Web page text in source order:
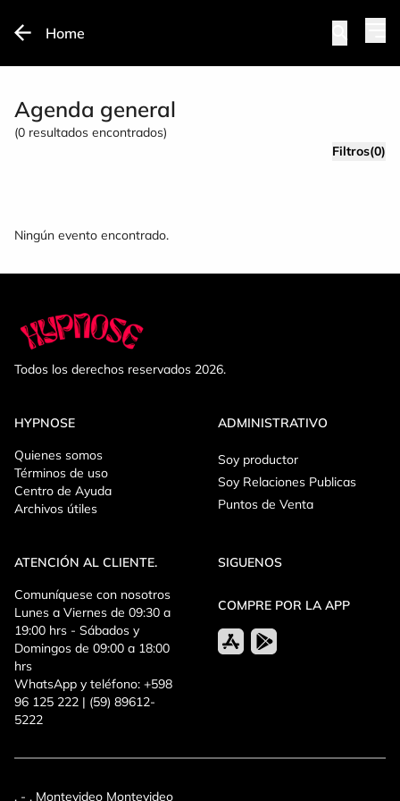
Home
Agenda general
(0 resultados encontrados)
Filtros(0)
Ningún evento encontrado.
Todos los derechos reservados 2026.
HYPNOSE
Quienes somos
Términos de uso
Centro de Ayuda
Archivos útiles
ADMINISTRATIVO
Soy productor
Soy Relaciones Publicas
Puntos de Venta
ATENCIÓN AL CLIENTE.
Comuníquese con nosotros
Lunes a Viernes de 09:30 a
19:00 hrs - Sábados y
Domingos de 09:00 a 18:00
hrs
WhatsApp y teléfono: +598
96 125 222 | (59) 89612-
5222
SIGUENOS
COMPRE POR LA APP
, - , Montevideo Montevideo